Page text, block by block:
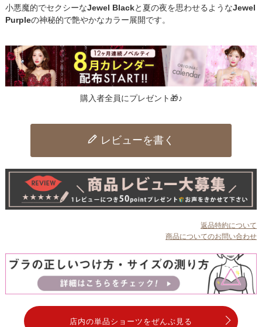
小悪魔的でセクシーなJewel Blackと夏の夜を思わせるようなJewel
Purpleの神秘的で艶やかなカラー展開です。
購入者全員にプレゼント🎁♪
レビューを書く
返品特約について
商品についてのお問い合わせ
店内の単品ショーツをぜんぶ見る